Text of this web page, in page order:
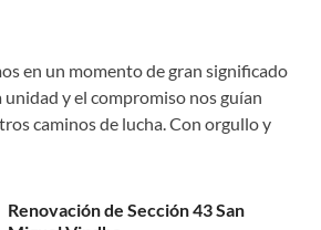
en un momento de gran significado
unidad y el compromiso nos guían
caminos de lucha. Con orgullo y
Renovación de Sección 43 San